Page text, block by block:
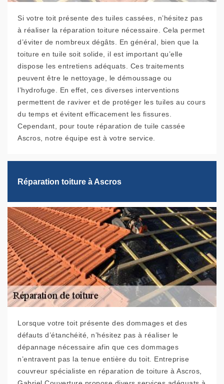
Si votre toit présente des tuiles cassées, n’hésitez pas
à réaliser la réparation toiture nécessaire. Cela permet
d’éviter de nombreux dégâts. En général, bien que la
toiture en tuile soit solide, il est important qu’elle
dispose les entretiens adéquats. Ces traitements
peuvent être le nettoyage, le démoussage ou
l’hydrofuge. En effet, ces diverses interventions
permettent de raviver et de protéger les tuiles au cours
du temps et évitent efficacement les fissures.
Cependant, pour toute réparation de tuile cassée
Ascros, notre équipe est à votre service.
Réparation toiture à Ascros
Lorsque votre toit présente des dommages et des
défauts d’étanchéité, n’hésitez pas à réaliser le
dépannage nécessaire afin que ces dommages
n’entravent pas la tenue entière du toit. Entreprise
couvreur spécialiste en réparation de toiture à Ascros,